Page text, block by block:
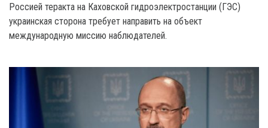
Россией теракта на Каховской гидроэлектростанции (ГЭС)
украинская сторона требует направить на объект
международную миссию наблюдателей.